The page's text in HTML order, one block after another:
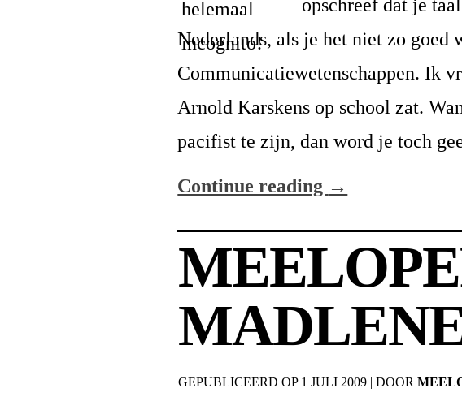
opschreef dat je
Nederlands, als je het niet zo goed
Communicatiewetenschappen. Ik
Arnold Karskens op school zat.
pacifist te zijn, dan word je toch
Continue reading →
GEPUBLICEERD OP 1 JULI 2009 |DOOR